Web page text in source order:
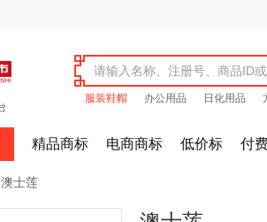
服装鞋帽 办公用品 日化用品
精品商标 电商商标 低价标 付
澳士莲